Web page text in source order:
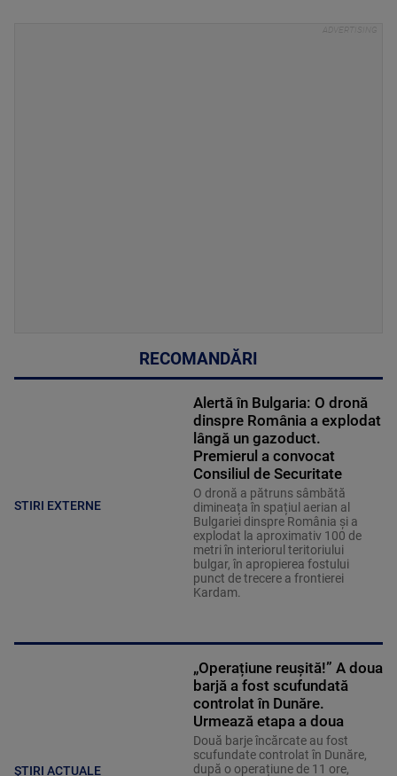
RECOMANDĂRI
STIRI EXTERNE
Alertă în Bulgaria: O dronă
dinspre România a explodat
lângă un gazoduct.
Premierul a convocat
Consiliul de Securitate
O dronă a pătruns sâmbătă
dimineața în spațiul aerian al
Bulgariei dinspre România și a
explodat la aproximativ 100 de
metri în interiorul teritoriului
bulgar, în apropierea fostului
punct de trecere a frontierei
Kardam.
ȘTIRI ACTUALE
„Operațiune reușită!” A doua
barjă a fost scufundată
controlat în Dunăre.
Urmează etapa a doua
Două barje încărcate au fost
scufundate controlat în Dunăre,
după o operațiune de 11 ore,